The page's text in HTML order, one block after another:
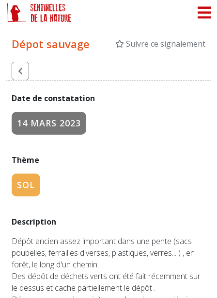
Dépot sauvage Suivre ce signalement
Date de constatation
14 MARS 2023
Thème
SOL
Description
Dépôt ancien assez important dans une pente (sacs
poubelles, ferrailles diverses, plastiques, verres... ) , en
forêt, le long d'un chemin.
Des dépôt de déchets verts ont été fait récemment sur
le dessus et cache partiellement le dépôt .
Panneau de gestion des cookies